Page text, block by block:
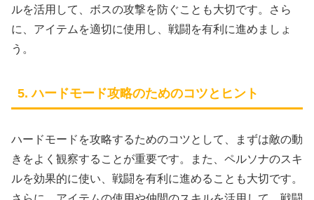
ルを活用して、ボスの攻撃を防ぐことも大切です。さら
に、アイテムを適切に使用し、戦闘を有利に進めましょ
う。
5. ハードモード攻略のためのコツとヒント
ハードモードを攻略するためのコツとして、まずは敵の動
きをよく観察することが重要です。また、ペルソナのスキ
ルを効果的に使い、戦闘を有利に進めることも大切です。